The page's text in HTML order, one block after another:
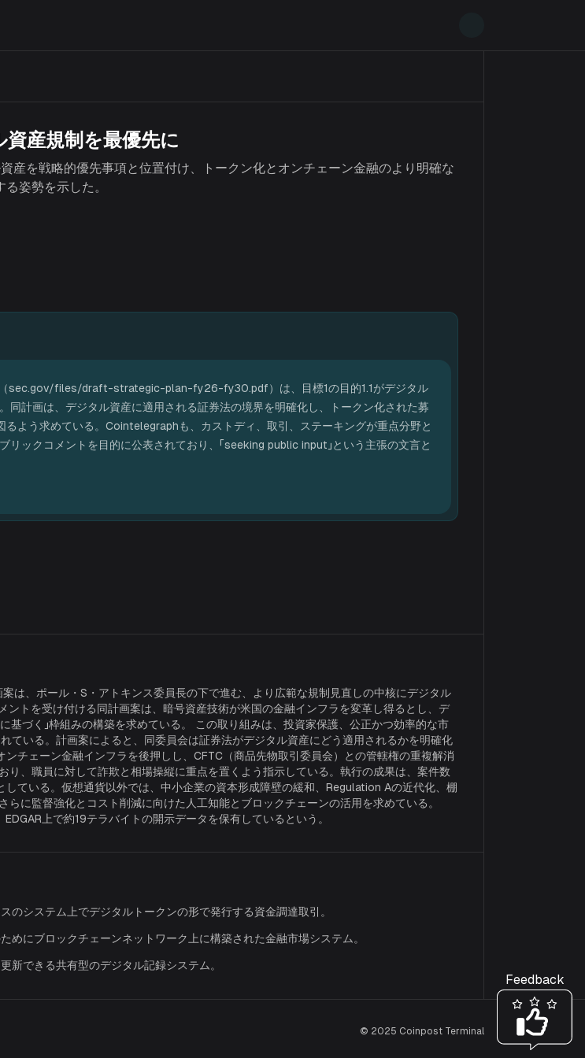
産規制を最優先に
を戦略的優先事項と位置付け、トークン化とオンチェーン金融のより明確な
姿勢を示した。
（sec.gov/files/draft-strategic-plan-fy26-fy30.pdf）は、目標1の目的1.1がデジタル
同計画は、デジタル資産に適用される証券法の境界を明確化し、トークン化された募
よう求めている。Cointelegraphも、カストディ、取引、ステーキングが重点分野と
ックコメントを目的に公表されており、「seeking public input」という主張の文言と
、ポール・S・アトキンス委員長の下で進む、より広範な規制見直しの中核にデジタル
トを受け付ける同計画案は、暗号資産技術が米国の金融インフラを変革し得るとし、デ
基づく」枠組みの構築を求めている。 この取り組みは、投資家保護、公正かつ効率的な市
ている。計画案によると、同委員会は証券法がデジタル資産にどう適用されるかを明確化
チェーン金融インフラを後押しし、CFTC（商品先物取引委員会）との管轄権の重複解消
、職員に対して詐欺と相場操縦に重点を置くよう指示している。執行の成果は、案件数
ている。仮想通貨以外では、中小企業の資本形成障壁の緩和、Regulation Aの近代化、棚
に監督強化とコスト削減に向けた人工知能とブロックチェーンの活用を求めている。
上で約19テラバイトの開示データを保有しているという。
のシステム上でデジタルトークンの形で発行する資金調達取引。
めにブロックチェーンネットワーク上に構築された金融市場システム。
新できる共有型のデジタル記録システム。
© 2025 Coinpost Terminal
Feedback